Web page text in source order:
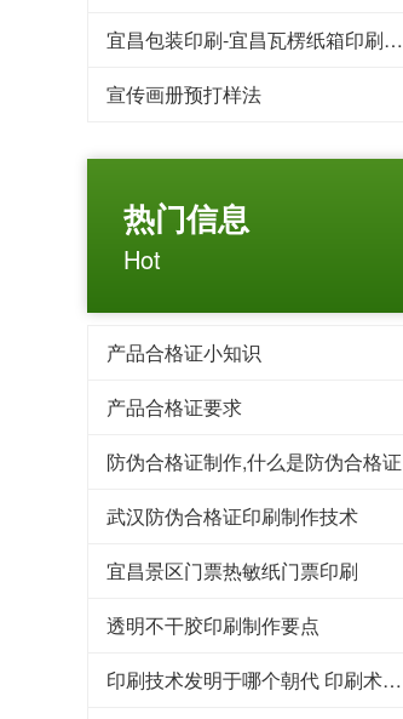
宜昌包装印刷-宜昌瓦楞纸箱印刷常见的原材料
宣传画册预打样法
热门信息
Hot
产品合格证小知识
产品合格证要求
防伪合格证制作,什么是防伪合格证
武汉防伪合格证印刷制作技术
宜昌景区门票热敏纸门票印刷
透明不干胶印刷制作要点
印刷技术发明于哪个朝代 印刷术是哪个朝代发明的